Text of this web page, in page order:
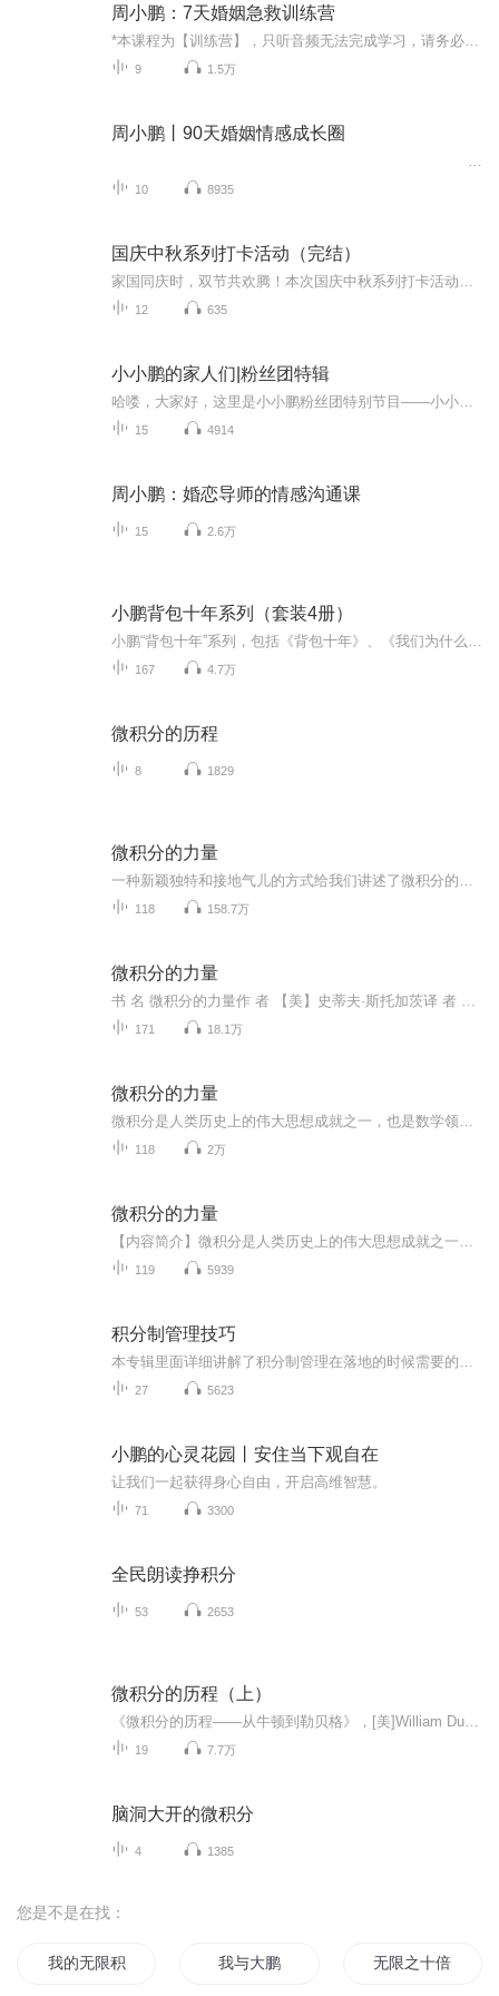
周小鹏：7天婚姻急救训练营
9 1.5万
周小鹏丨90天婚姻情感成长圈
10 8935
国庆中秋系列打卡活动（完结）
12 635
小小鹏的家人们|粉丝团特辑
15 4914
周小鹏：婚恋导师的情感沟通课
15 2.6万
小鹏背包十年系列（套装4册）
167 4.7万
微积分的历程
8 1829
微积分的力量
118 158.7万
微积分的力量
171 18.1万
微积分的力量
118 2万
微积分的力量
119 5939
积分制管理技巧
27 5623
小鹏的心灵花园丨安住当下观自在
让我们一起获得身心自由，开启高维智慧。
71 3300
全民朗读挣积分
53 2653
微积分的历程（上）
19 7.7万
脑洞大开的微积分
4 1385
您是不是在找：
我的无限积分兑换系统 我与大鹏 无限之十倍积分